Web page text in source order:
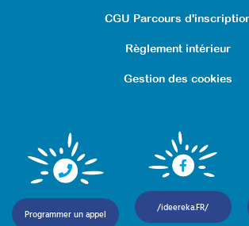
CGU Parcours
Règlement intérieur
Gestion des cookies
Programmer un appel
/ideereka.FR/